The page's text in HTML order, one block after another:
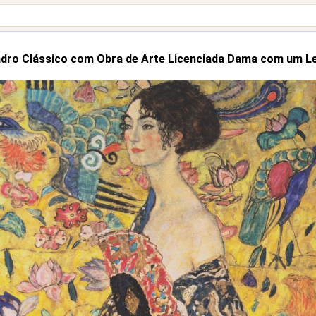
Clássico com Obra de Arte Licenciada Dama com um